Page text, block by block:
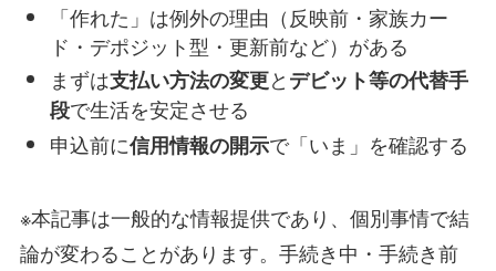
「作れた」は例外の理由（反映前・家族カー
ド・デポジット型・更新前など）がある
まずは支払い方法の変更とデビット等の代替手
段で生活を安定させる
申込前に信用情報の開示で「いま」を確認する
※本記事は一般的な情報提供であり、個別事情で結
論が変わることがあります。手続き中・手続き前